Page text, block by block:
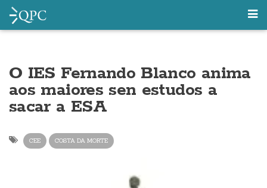
O IES Fernando Blanco anima
aos maiores sen estudos a
sacar a ESA
CEE COSTA DA MORTE